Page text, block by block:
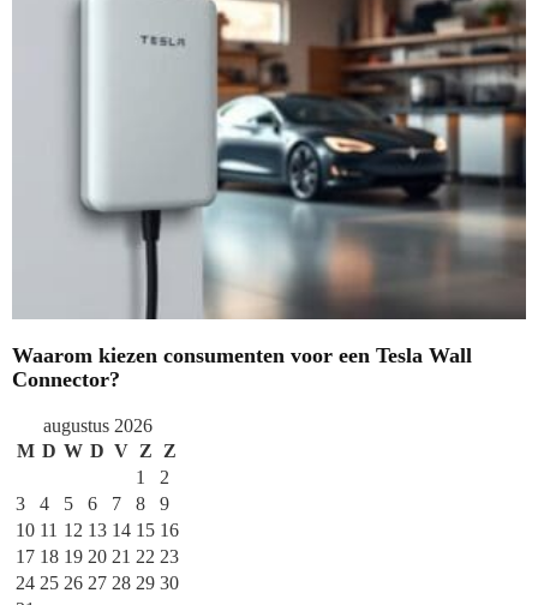
Waarom kiezen consumenten voor een Tesla Wall
Connector?
augustus 2026
M D W D V Z Z
1
2
3
4 5 6 7 8
9
10 11 12 13 14 15 16
17 18 19 20 21 22 23
24 25 26 27 28 29 30